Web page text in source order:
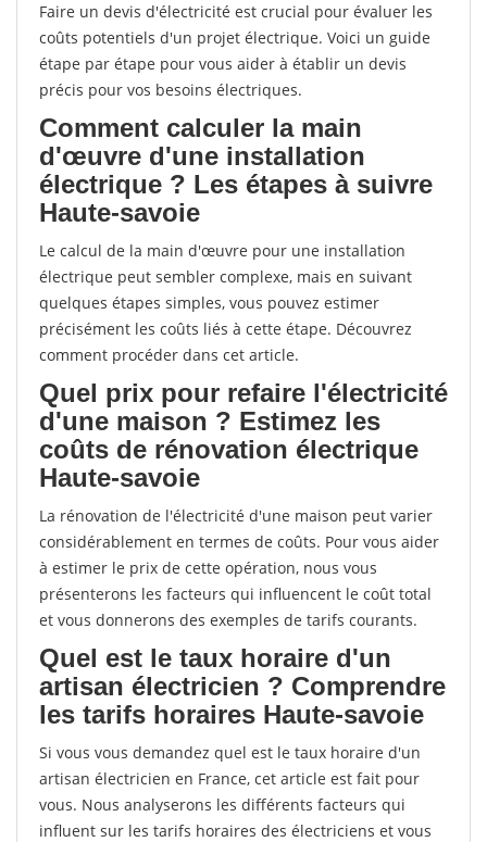
Faire un devis d'électricité est crucial pour évaluer les
coûts potentiels d'un projet électrique. Voici un guide
étape par étape pour vous aider à établir un devis
précis pour vos besoins électriques.
Comment calculer la main
d'œuvre d'une installation
électrique ? Les étapes à suivre
Haute-savoie
Le calcul de la main d'œuvre pour une installation
électrique peut sembler complexe, mais en suivant
quelques étapes simples, vous pouvez estimer
précisément les coûts liés à cette étape. Découvrez
comment procéder dans cet article.
Quel prix pour refaire l'électricité
d'une maison ? Estimez les
coûts de rénovation électrique
Haute-savoie
La rénovation de l'électricité d'une maison peut varier
considérablement en termes de coûts. Pour vous aider
à estimer le prix de cette opération, nous vous
présenterons les facteurs qui influencent le coût total
et vous donnerons des exemples de tarifs courants.
Quel est le taux horaire d'un
artisan électricien ? Comprendre
les tarifs horaires Haute-savoie
Si vous vous demandez quel est le taux horaire d'un
artisan électricien en France, cet article est fait pour
vous. Nous analyserons les différents facteurs qui
influent sur les tarifs horaires des électriciens et vous